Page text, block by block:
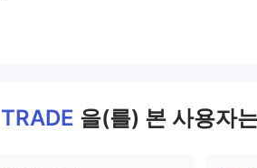
을(를) 본 사용자